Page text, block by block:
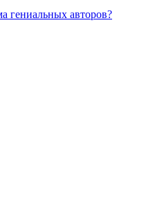
гениальных авторов?